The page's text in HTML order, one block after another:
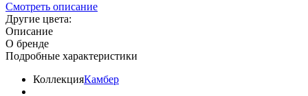
Смотреть описание
Другие цвета:
Описание
О бренде
Подробные характеристики
КоллекцияКамбер